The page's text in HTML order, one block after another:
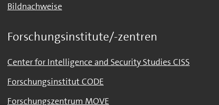
Bildnachweise
Forschungsinstitute/-zentren
Center for Intelligence and Security Studies CISS
Forschungsinstitut CODE
Forschungszentrum MOVE